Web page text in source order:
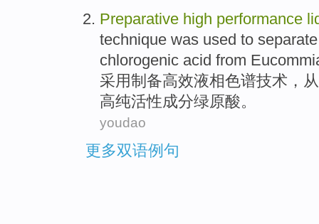
Preparative high performance
technique was used to separate
chlorogenic acid from
采用制备高效液相色谱技术 ， 从
高纯活性成分绿原酸。
youdao
更多双语例句